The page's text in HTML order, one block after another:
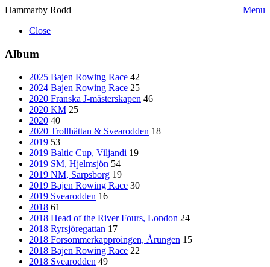
Hammarby Rodd
Menu
Close
Album
2025 Bajen Rowing Race 42
2024 Bajen Rowing Race 25
2020 Franska J-mästerskapen 46
2020 KM 25
2020 40
2020 Trollhättan & Svearodden 18
2019 53
2019 Baltic Cup, Viljandi 19
2019 SM, Hjelmsjön 54
2019 NM, Sarpsborg 19
2019 Bajen Rowing Race 30
2019 Svearodden 16
2018 61
2018 Head of the River Fours, London 24
2018 Ryrsjöregattan 17
2018 Forsommerkapproingen, Årungen 15
2018 Bajen Rowing Race 22
2018 Svearodden 49